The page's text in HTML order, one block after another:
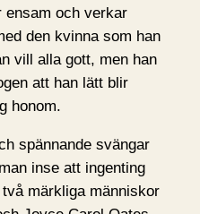
ensam och verkar
den kvinna som han
vill alla gott, men han
att han lätt blir
honom.
spännande svängar
inse att ingenting
märkliga människor